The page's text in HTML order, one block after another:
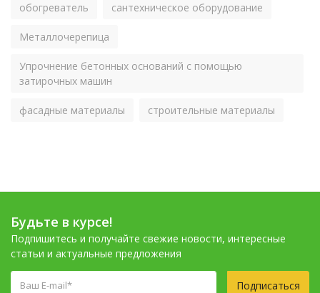
обогреватель сантехническое оборудование
Металлочерепица
Упрочнение бетонных оснований с помощью
затирочных машин
фасадные материалы строительные материалы
Будьте в курсе!
Подпишитесь и получайте свежие новости, интересные
статьи и актуальные предложения
Подписаться